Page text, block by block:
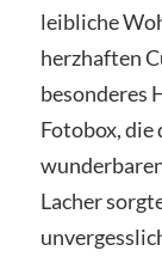
leibliche
herzhaften
besonderes
Fotobox, die
Lacher